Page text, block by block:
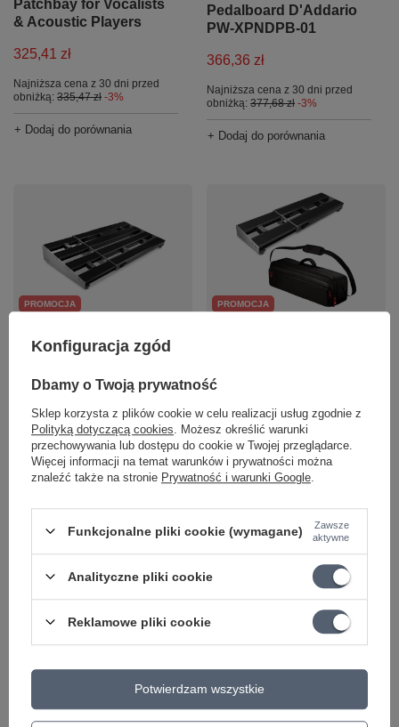
Patchbay for Vocalists
& Acoustic Players
325,41 zł
Najniższa cena z 30 dni przed
obniżką: 335,47 zł -3%
+ Dodaj do porównania
Pedalboard D'Addario
PW-XPNDPB-01
366,36 zł
Najniższa cena z 30 dni przed
obniżką: 377,68 zł -3%
+ Dodaj do porównania
PROMOCJA
Pedalboard D'Addario
PW-XPNDPB-02
694,62 zł
Najniższa cena z 30 dni przed
obniżką:716,11 zł -3%
+ Dodaj do porównania
PROMOCJA
XPNDPB-01 z
pokrowcem na
pedalboard D'Addario
PW-BLPBT-01
728,47 zł
+ Dodaj do porównania
PROMOCJA
RockBoard DUO 2.1,
Pedalboard 470 mm
Konfiguracja zgód
Dbamy o Twoją prywatność
Sklep korzysta z plików cookie w celu realizacji usług zgodnie z
Polityką dotyczącą cookies . Możesz określić warunki
przechowywania lub dostępu do cookie w Twojej przeglądarce.
Więcej informacji na temat warunków i prywatności można
znaleźć także na stronie Prywatność i warunki Google
Funkcjonalne pliki cookie (wymagane)
Zawsze
aktywne
Analityczne pliki cookie
Reklamowe pliki cookie
Potwierdzam wszystkie